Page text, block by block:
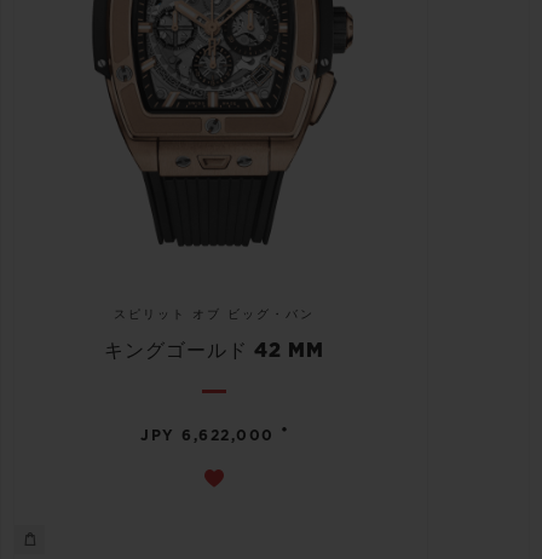
スピリット オブ ビッグ・バン
キングゴールド 42 MM
JPY 6,622,000 •